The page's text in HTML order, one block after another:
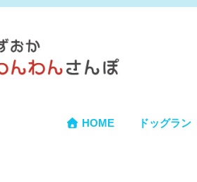
HOME ドッグラン